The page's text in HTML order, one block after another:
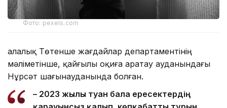
Фото: pexels.com
Қалалық Төтенше жағдайлар департаментінің
мәліметінше, қайғылы оқиға Қаратау ауданындағы
Нұрсәт шағынауданында болған.
– 2023 жылы туған бала ересектердің